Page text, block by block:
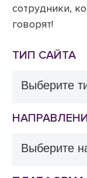
сотрудники,
говорят!
ТИП САЙТА